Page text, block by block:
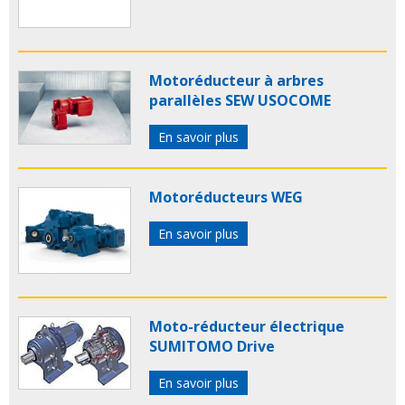
Motoréducteur à arbres
parallèles SEW USOCOME
En savoir plus
Motoréducteurs WEG
En savoir plus
Moto-réducteur électrique
SUMITOMO Drive
En savoir plus